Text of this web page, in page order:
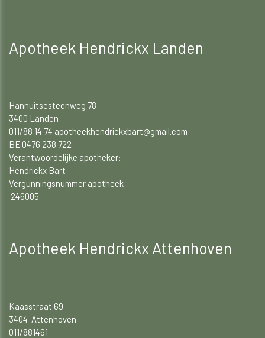
Apotheek Hendrickx Landen
Hannuitsesteenweg 78
3400 Landen
011/88 14 74 apotheekhendrickxbart@gmail.com
BE 0476 238 722
Verantwoordelijke apotheker:
Hendrickx Bart
Vergunningsnummer apotheek:
246005
Apotheek Hendrickx Attenhoven
Kaasstraat 69
3404 Attenhoven
011/881461